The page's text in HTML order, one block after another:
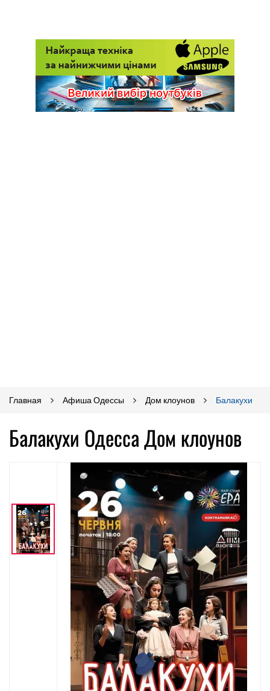
Главная Афиша Одессы Дом клоунов Балакухи
Балакухи Одесса Дом клоунов